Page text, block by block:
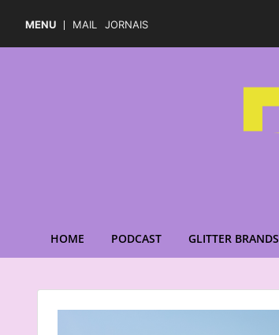
MENU MAIL JORNAIS
HOME PODCAST GLITTER BRANDS